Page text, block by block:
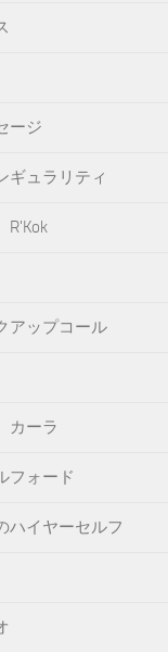
ージ
ギュラリティ
R'Kok
アップコール
カーラ
フォード
ハイヤーセルフ